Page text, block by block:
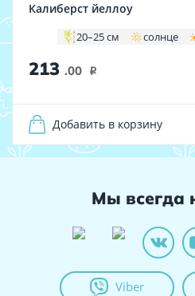
Калиберст йеллоу
20–25 см солнце
213 .00 i
Добавить в корзину
Мы всегда
Viber